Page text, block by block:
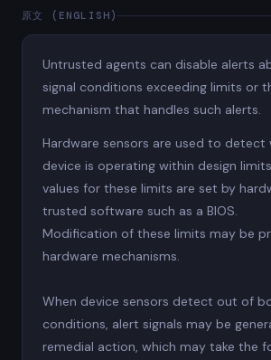
原文 (ENGLISH)
Untrusted agents can disable alerts
signal conditions exceeding limits or
mechanism that handles such alerts.
Hardware sensors are used to detect
device is operating within design
values for these limits are set by
trusted software such as a BIOS.
Modification of these limits may be
hardware mechanisms.
When device sensors detect out of
conditions, alert signals may be
remedial action, which may take the